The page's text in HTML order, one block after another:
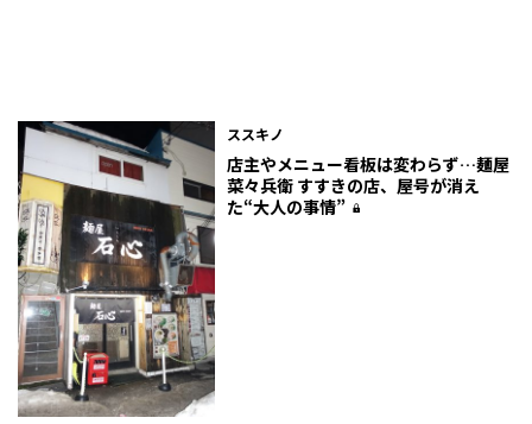
ススキノ
店主やメニュー看板は変わらず…麺屋
菜々兵衛 すすきの店、屋号が消え
た“大人の事情”